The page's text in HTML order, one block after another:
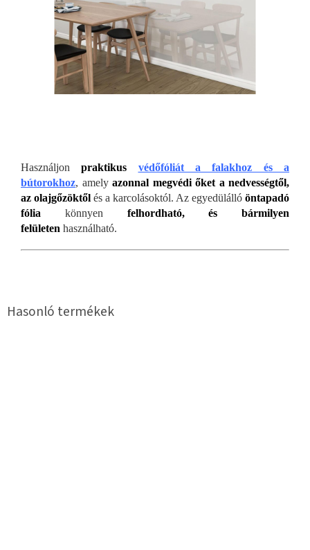
Használjonpraktikus védőfóliát a falakhoz és a
bútorokhoz, amely azonnal megvédi őket a nedvességtől,
az olajgőzöktől és a karcolásoktól. Az egyedülálló öntapadó
fólia
könnyen felhordható, és bármilyen
felületen használható.